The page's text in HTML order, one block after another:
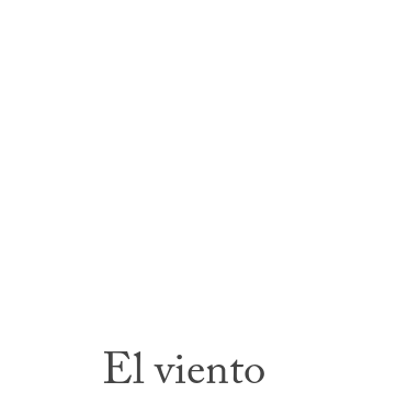
El viento